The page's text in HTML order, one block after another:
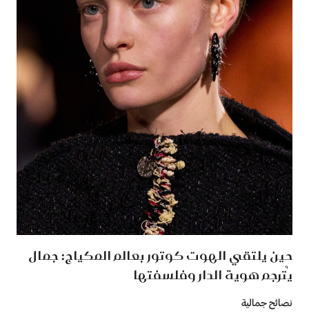
حين يلتقي الهوت كوتور بعالم المكياج: جمال
يُترجم هوية الدار وفلسفتها
نصائح جمالية